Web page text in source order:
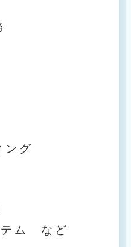
ング
テム など